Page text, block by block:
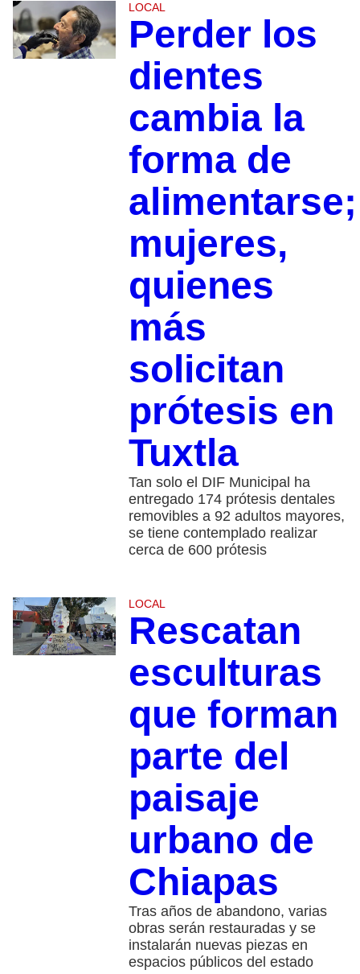
LOCAL
Perder los
dientes
cambia la
forma de
alimentarse;
mujeres,
quienes
más
solicitan
prótesis en
Tuxtla
Tan solo el DIF Municipal ha
entregado 174 prótesis dentales
removibles a 92 adultos mayores,
se tiene contemplado realizar
cerca de 600 prótesis
LOCAL
Rescatan
esculturas
que forman
parte del
paisaje
urbano de
Chiapas
Tras años de abandono, varias
obras serán restauradas y se
instalarán nuevas piezas en
espacios públicos del estado